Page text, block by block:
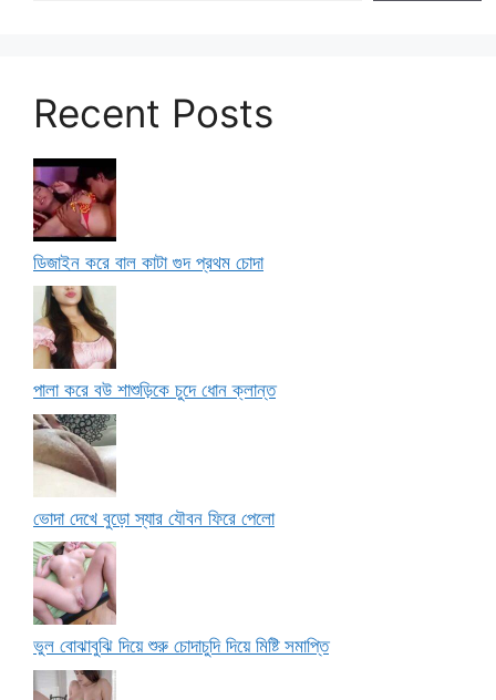
Recent Posts
ডিজাইন করে বাল কাটা গুদ প্রথম চোদা
পালা করে বউ শাশুড়িকে চুদে ধোন ক্লান্ত
ভোদা দেখে বুড়ো স্যার যৌবন ফিরে পেলো
ভুল বোঝাবুঝি দিয়ে শুরু চোদাচুদি দিয়ে মিষ্টি সমাপ্তি